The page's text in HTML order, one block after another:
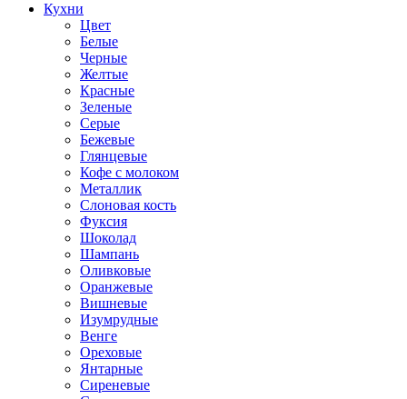
Кухни
Цвет
Белые
Черные
Желтые
Красные
Зеленые
Серые
Бежевые
Глянцевые
Кофе с молоком
Металлик
Слоновая кость
Фуксия
Шоколад
Шампань
Оливковые
Оранжевые
Вишневые
Изумрудные
Венге
Ореховые
Янтарные
Сиреневые